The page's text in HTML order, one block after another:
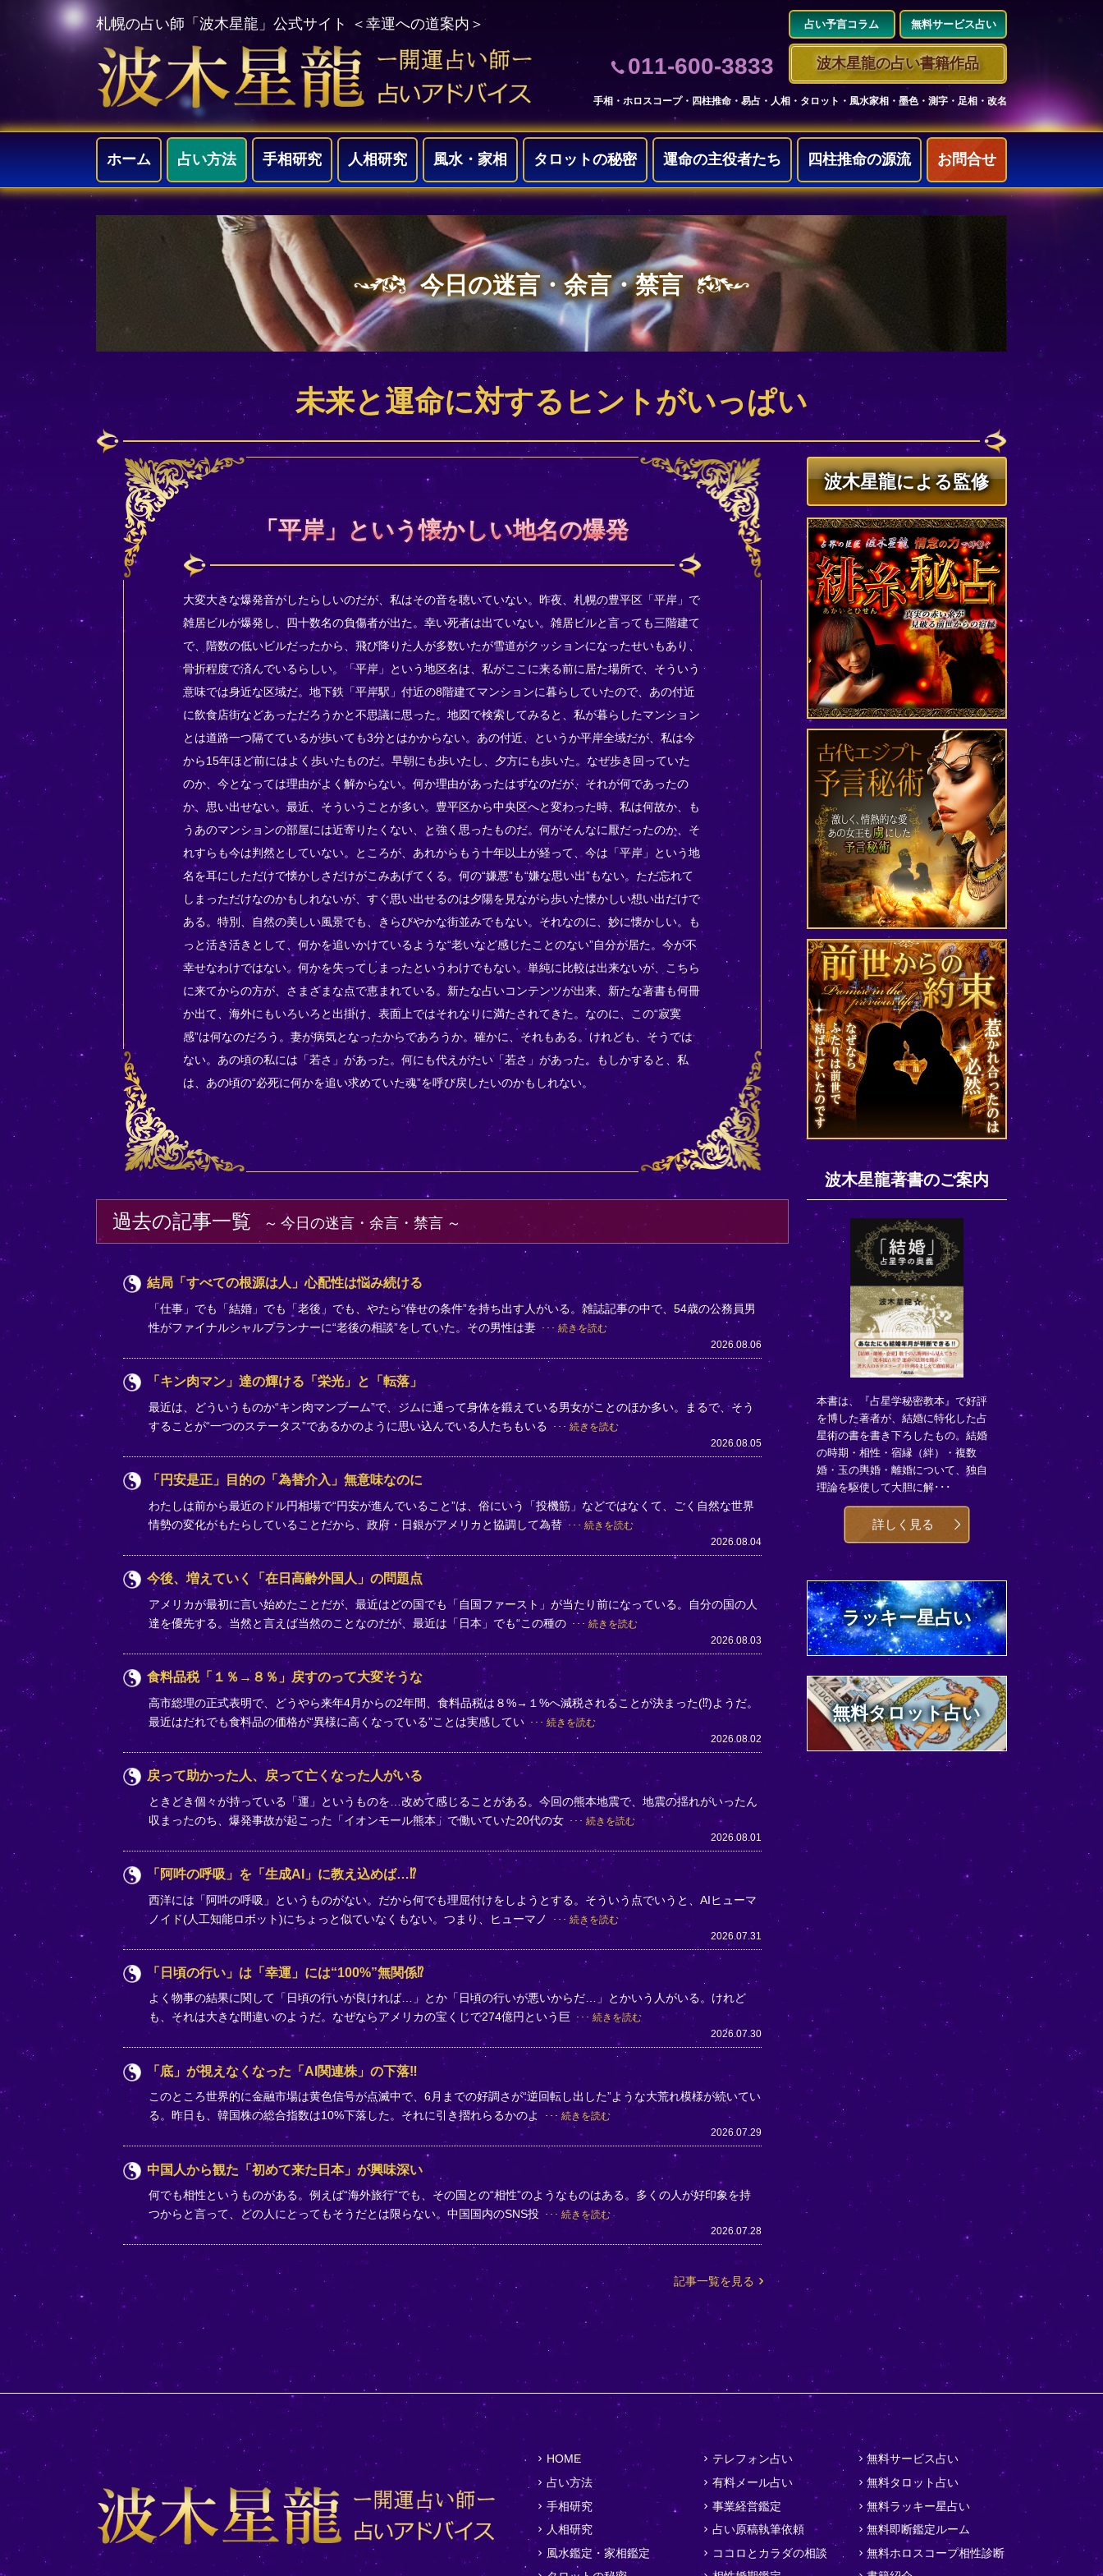
札幌の占い師「波木星龍」公式サイト ＜幸運への道案内＞
011-600-3833
占い予言コラム 無料サービス占い
波木星龍の占い書籍作品
手相・ホロスコープ・四柱推命・易占・人相・タロット・風水家相・墨色・測字・足相・改名
ホーム 占い方法 手相研究 人相研究 風水・家相 タロットの秘密 運命の主役者たち 四柱推命の源流 お問合せ
今日の迷言・余言・禁言
未来と運命に対するヒントがいっぱい
「平岸」という懐かしい地名の爆発
大変大きな爆発音がしたらしいのだが、私はその音を聴いていない。昨夜、札幌の豊平区「平岸」で
雑居ビルが爆発し、四十数名の負傷者が出た。幸い死者は出ていない。雑居ビルと言っても三階建て
で、階数の低いビルだったから、飛び降りた人が多数いたが雪道がクッションになったせいもあり、
骨折程度で済んでいるらしい。「平岸」という地区名は、私がここに来る前に居た場所で、そういう
意味では身近な区域だ。地下鉄「平岸駅」付近の8階建てマンションに暮らしていたので、あの付近
に飲食店街などあっただろうかと不思議に思った。地図で検索してみると、私が暮らしたマンション
とは道路一つ隔てているが歩いても3分とはかからない。あの付近、というか平岸全域だが、私は今
から15年ほど前にはよく歩いたものだ。早朝にも歩いたし、夕方にも歩いた。なぜ歩き回っていた
のか、今となっては理由がよく解からない。何か理由があったはずなのだが、それが何であったの
か、思い出せない。最近、そういうことが多い。豊平区から中央区へと変わった時、私は何故か、も
うあのマンションの部屋には近寄りたくない、と強く思ったものだ。何がそんなに厭だったのか、そ
れすらも今は判然としていない。ところが、あれからもう十年以上が経って、今は「平岸」という地
名を耳にしただけで懐かしさだけがこみあげてくる。何の“嫌悪”も“嫌な思い出”もない。ただ忘れて
しまっただけなのかもしれないが、すぐ思い出せるのは夕陽を見ながら歩いた懐かしい想い出だけで
ある。特別、自然の美しい風景でも、きらびやかな街並みでもない。それなのに、妙に懐かしい。も
っと活き活きとして、何かを追いかけているような“老いなど感じたことのない”自分が居た。今が不
幸せなわけではない。何かを失ってしまったというわけでもない。単純に比較は出来ないが、こちら
に来てからの方が、さまざまな点で恵まれている。新たな占いコンテンツが出来、新たな著書も何冊
か出て、海外にもいろいろと出掛け、表面上ではそれなりに満たされてきた。なのに、この“寂寞
感”は何なのだろう。妻が病気となったからであろうか。確かに、それもある。けれども、そうでは
ない。あの頃の私には「若さ」があった。何にも代えがたい「若さ」があった。もしかすると、私
は、あの頃の“必死に何かを追い求めていた魂”を呼び戻したいのかもしれない。
過去の記事一覧 今日の迷言・余言・禁言
結局「すべての根源は人」心配性は悩み続ける
「仕事」でも「結婚」でも「老後」でも、やたら“倖せの条件”を持ち出す人がいる。雑誌記事の中で、54歳の公務員男
性がファイナルシャルプランナーに“老後の相談”をしていた。その男性は妻
続きを読む
2026.08.06
「キン肉マン」達の輝ける「栄光」と「転落」
最近は、どういうものか“キン肉マンブーム”で、ジムに通って身体を鍛えている男女がことのほか多い。まるで、そう
することが“一つのステータス”であるかのように思い込んでいる人たちもいる
続きを読む
2026.08.05
「円安是正」目的の「為替介入」無意味なのに
わたしは前から最近のドル円相場で“円安が進んでいること”は、俗にいう「投機筋」などではなくて、ごく自然な世界
情勢の変化がもたらしていることだから、政府・日銀がアメリカと協調して為替
続きを読む
2026.08.04
今後、増えていく「在日高齢外国人」の問題点
アメリカが最初に言い始めたことだが、最近はどの国でも「自国ファースト」が当たり前になっている。自分の国の人
達を優先する。当然と言えば当然のことなのだが、最近は「日本」でも“この種の
続きを読む
2026.08.03
食料品税「１％→８％」戻すのって大変そうな
高市総理の正式表明で、どうやら来年4月からの2年間、食料品税は８%→１%へ減税されることが決まった(⁉)ようだ。
最近はだれでも食料品の価格が“異様に高くなっている”ことは実感してい
続きを読む
2026.08.02
戻って助かった人、戻って亡くなった人がいる
ときどき個々が持っている「運」というものを…改めて感じることがある。今回の熊本地震で、地震の揺れがいったん
収まったのち、爆発事故が起こった「イオンモール熊本」で働いていた20代の女
続きを読む
2026.08.01
「阿吽の呼吸」を「生成AI」に教え込めば…⁉
西洋には「阿吽の呼吸」というものがない。だから何でも理屈付けをしようとする。そういう点でいうと、AIヒューマ
ノイド(人工知能ロボット)にちょっと似ていなくもない。つまり、ヒューマノ
続きを読む
2026.07.31
「日頃の行い」は「幸運」には“100%”無関係⁉
よく物事の結果に関して「日頃の行いが良ければ…」とか「日頃の行いが悪いからだ…」とかいう人がいる。けれど
も、それは大きな間違いのようだ。なぜならアメリカの宝くじで274億円という巨
続きを読む
2026.07.30
「底」が視えなくなった「AI関連株」の下落‼
このところ世界的に金融市場は黄色信号が点滅中で、6月までの好調さが“逆回転し出した”ような大荒れ模様が続いてい
る。昨日も、韓国株の総合指数は10%下落した。それに引き摺れらるかのよ
続きを読む
2026.07.29
中国人から観た「初めて来た日本」が興味深い
何でも相性というものがある。例えば“海外旅行”でも、その国との“相性”のようなものはある。多くの人が好印象を持
つからと言って、どの人にとってもそうだとは限らない。中国国内のSNS投
続きを読む
2026.07.28
記事一覧を見る
波木星龍による監修
波木星龍著書のご案内
本書は、『占星学秘密教本』で好評
を博した著者が、結婚に特化した占
星術の書を書き下ろしたもの。結婚
の時期・相性・宿縁（絆）・複数
婚・玉の輿婚・離婚について、独自
理論を駆使して大胆に解･･･
詳しく見る
ラッキー星占い
無料タロット占い
HOME
占い方法
手相研究
人相研究
風水鑑定・家相鑑定
テレフォン占い
有料メール占い
事業経営鑑定
占い原稿執筆依頼
ココロとカラダの相談
無料サービス占い
無料タロット占い
無料ラッキー星占い
無料即断鑑定ルーム
無料ホロスコープ相性診断